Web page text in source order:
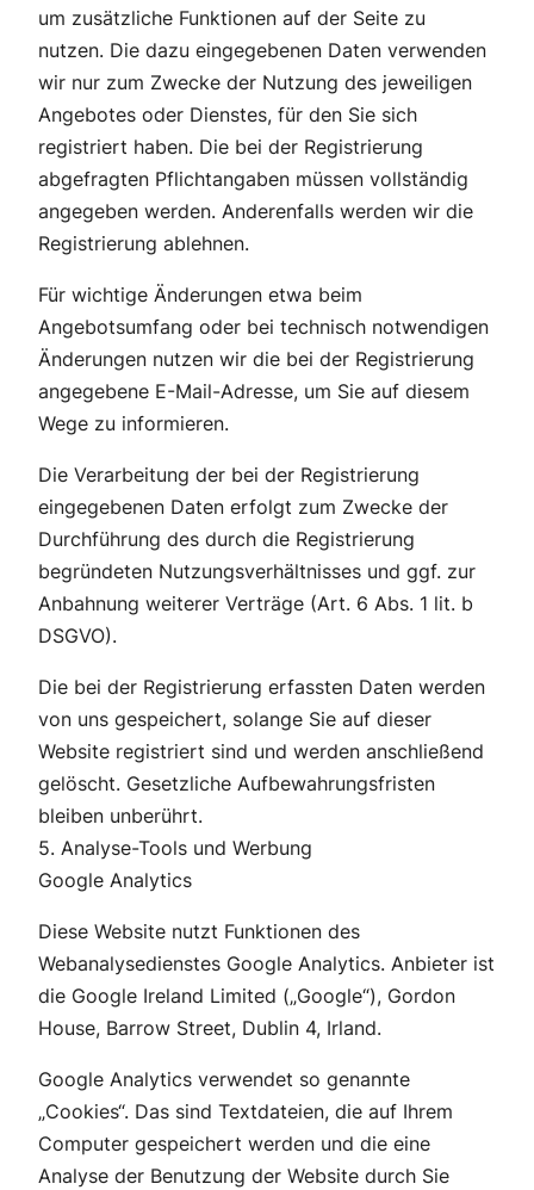
um zusätzliche Funktionen auf der Seite zu
nutzen. Die dazu eingegebenen Daten verwenden
wir nur zum Zwecke der Nutzung des jeweiligen
Angebotes oder Dienstes, für den Sie sich
registriert haben. Die bei der Registrierung
abgefragten Pflichtangaben müssen vollständig
angegeben werden. Anderenfalls werden wir die
Registrierung ablehnen.
Für wichtige Änderungen etwa beim
Angebotsumfang oder bei technisch notwendigen
Änderungen nutzen wir die bei der Registrierung
angegebene E-Mail-Adresse, um Sie auf diesem
Wege zu informieren.
Die Verarbeitung der bei der Registrierung
eingegebenen Daten erfolgt zum Zwecke der
Durchführung des durch die Registrierung
begründeten Nutzungsverhältnisses und ggf. zur
Anbahnung weiterer Verträge (Art. 6 Abs. 1 lit. b
DSGVO).
Die bei der Registrierung erfassten Daten werden
von uns gespeichert, solange Sie auf dieser
Website registriert sind und werden anschließend
gelöscht. Gesetzliche Aufbewahrungsfristen
bleiben unberührt.
5. Analyse-Tools und Werbung
Google Analytics
Diese Website nutzt Funktionen des
Webanalysedienstes Google Analytics. Anbieter ist
die Google Ireland Limited („Google“), Gordon
House, Barrow Street, Dublin 4, Irland.
Google Analytics verwendet so genannte
„Cookies“. Das sind Textdateien, die auf Ihrem
Computer gespeichert werden und die eine
Analyse der Benutzung der Website durch Sie